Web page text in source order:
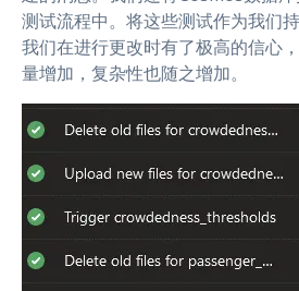
测试流程中。将这些测试作为我们
我们在进行更改时有了极高的信心
量增加，复杂性也随之增加。